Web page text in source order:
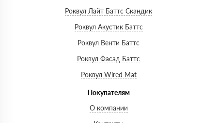
Роквул Лайт Баттс Скандик
Роквул Акустик Баттс
Роквул Венти Баттс
Роквул Фасад Баттс
Роквул Wired Mat
Покупателям
О компании